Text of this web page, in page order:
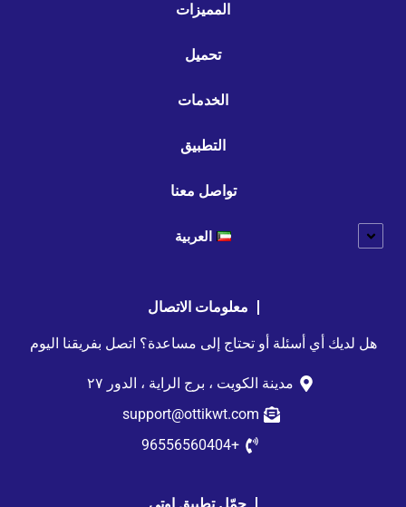
المميزات
تحميل
الخدمات
التطبيق
تواصل معنا
العربية
معلومات الاتصال
هل لديك أي أسئلة أو تحتاج إلى مساعدة؟ اتصل بفريقنا اليوم
مدينة الكويت ، برج الراية ، الدور ٢٧
support@ottikwt.com
+96556560404